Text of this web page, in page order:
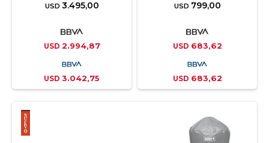
USD 3.495,00
USD 2.994,87
USD 3.042,75
USD 799,00
USD 683,62
USD 683,62